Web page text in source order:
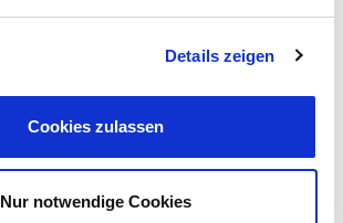
Details zeigen
Cookies zulassen
Nur notwendige Cookies